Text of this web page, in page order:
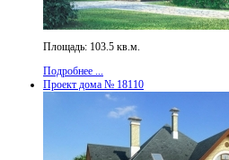
Площадь: 103.5 кв.м.
Подробнее ...
Проект дома № 18110